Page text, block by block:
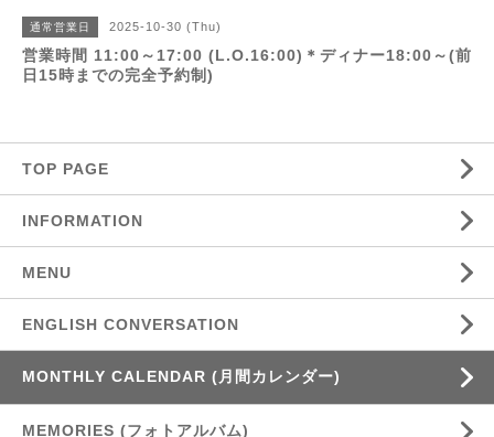
通常営業日 2025-10-30 (Thu)
営業時間 11:00～17:00 (L.O.16:00)＊ディナー18:00～(前
日15時までの完全予約制)
TOP PAGE
INFORMATION
MENU
ENGLISH CONVERSATION
MONTHLY CALENDAR (月間カレンダー)
MEMORIES (フォトアルバム)